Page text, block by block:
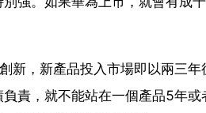
新，新產品投入市場即以兩三年
責，就不能站在一個產品5年或